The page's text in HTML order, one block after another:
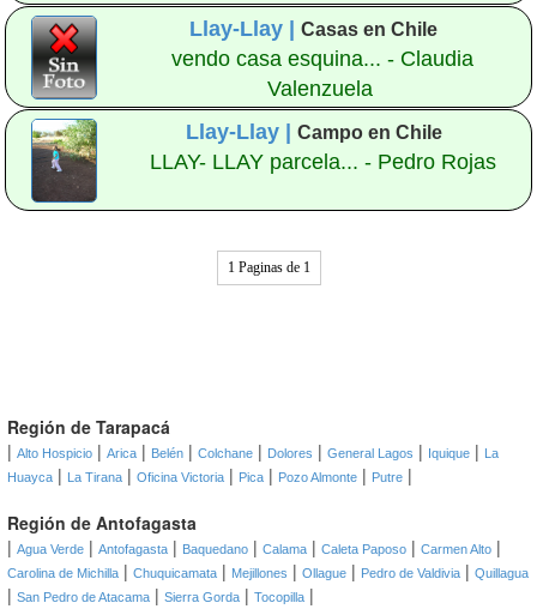
Llay-Llay |Casas en Chile
vendo casa esquina... - Claudia
Valenzuela
Llay-Llay |
Campo en Chile
LLAY- LLAY parcela... - Pedro Rojas
1 Paginas de 1
Región de Tarapacá
| Alto Hospicio | Arica | Belén | Colchane | Dolores | General Lagos | Iquique |
La
Huayca | La Tirana | Oficina Victoria | Pica | Pozo Almonte | Putre |
Región de Antofagasta
| Agua Verde | Antofagasta | Baquedano | Calama | Caleta Paposo | Carmen Alto |
Carolina de Michilla | Chuquicamata | Mejillones | Ollague | Pedro de Valdivia | Quillagua
| San Pedro de Atacama | Sierra Gorda | Tocopilla |